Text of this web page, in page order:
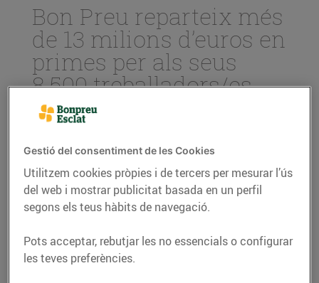
Bon Preu reparteix més
de 13 milions d’euros en
primes per als seus
8.500 treballadors/es
01/de juny/2020
Aquest ingrés és fruit del compliment
d’objectius del 2019.
En aquest any, també s’ha incorporat
plusos de professionalitat per al personal
de botiga Bonpreu i Esclat lligat al
Durant la COVID-19 va pagar una prima de
Gestió del consentiment de les Cookies
Utilitzem cookies pròpies i de tercers per mesurar l’ús
del web i mostrar publicitat basada en un perfil
segons els teus hàbits de navegació.
Pots acceptar, rebutjar les no essencials o configurar
les teves preferències.